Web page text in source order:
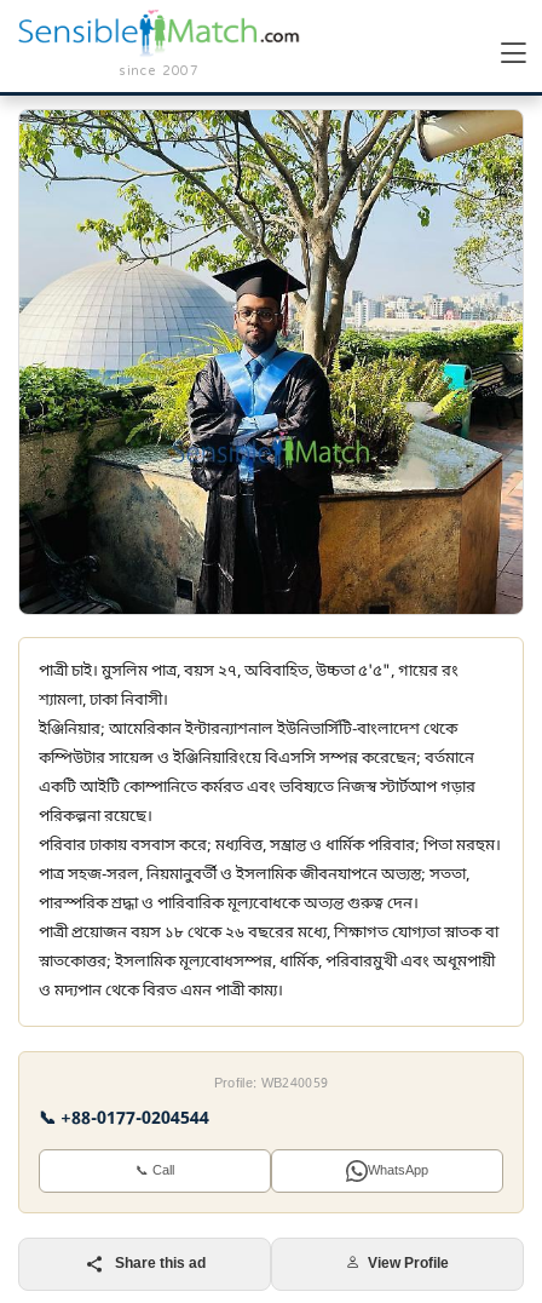
since 2007
পাত্রী চাই। মুসলিম পাত্র, বয়স ২৭, অবিবাহিত, উচ্চতা ৫'৫", গায়ের রং
শ্যামলা, ঢাকা নিবাসী।
ইঞ্জিনিয়ার; আমেরিকান ইন্টারন্যাশনাল ইউনিভার্সিটি-বাংলাদেশ থেকে
কম্পিউটার সায়েন্স ও ইঞ্জিনিয়ারিংয়ে বিএসসি সম্পন্ন করেছেন; বর্তমানে
একটি আইটি কোম্পানিতে কর্মরত এবং ভবিষ্যতে নিজস্ব স্টার্টআপ গড়ার
পরিকল্পনা রয়েছে।
পরিবার ঢাকায় বসবাস করে; মধ্যবিত্ত, সম্ভ্রান্ত ও ধার্মিক পরিবার; পিতা মরহুম।
পাত্র সহজ-সরল, নিয়মানুবর্তী ও ইসলামিক জীবনযাপনে অভ্যস্ত; সততা,
পারস্পরিক শ্রদ্ধা ও পারিবারিক মূল্যবোধকে অত্যন্ত গুরুত্ব দেন।
পাত্রী প্রয়োজন বয়স ১৮ থেকে ২৬ বছরের মধ্যে, শিক্ষাগত যোগ্যতা স্নাতক বা
স্নাতকোত্তর; ইসলামিক মূল্যবোধসম্পন্ন, ধার্মিক, পরিবারমুখী এবং অধূমপায়ী
ও মদ্যপান থেকে বিরত এমন পাত্রী কাম্য।
Profile: WB240059
📞 +88-0177-0204544
📞 Call WhatsApp
Share this ad View Profile